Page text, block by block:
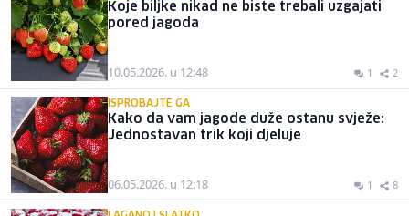
Koje biljke nikad ne biste trebali uzgajati
pored jagoda
10.05.2026. u 12:48 1 2
ISPROBAJTE GA
Kako da vam jagode duže ostanu svježe:
Jednostavan trik koji djeluje
06.05.2026. u 12:18 1 8